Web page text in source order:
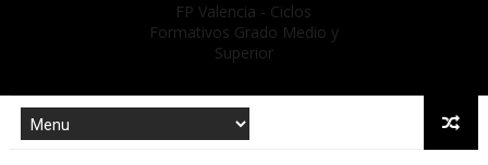
FP Valencia - Ciclos
Formativos Grado Medio y
Superior